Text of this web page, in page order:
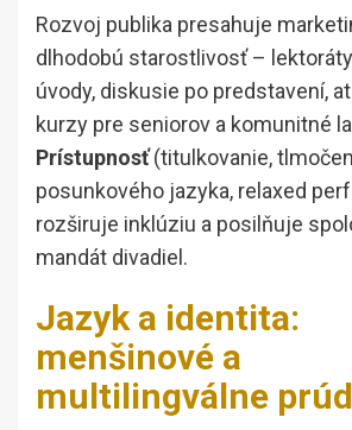
Rozvoj publika presahuje
dlhodobú starostlivosť –
úvody, diskusie po predstavení,
kurzy pre seniorov a komunitné
Prístupnosť(titulkovanie,
posunkového jazyka, relaxed
rozširuje inklúziu a posilňuje
mandát divadiel.
Jazyk a identita:
menšinové a
multilingválne